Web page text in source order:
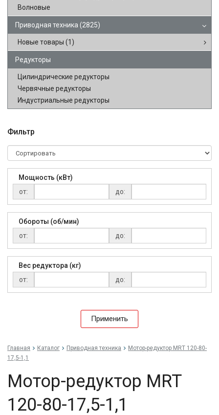
Волновые
Приводная техника (2825)
Новые товары (1)
Редукторы
Цилиндрические редукторы
Червячные редукторы
Индустриальные редукторы
Фильтр
Мощность (кВт)
от:
до:
Обороты (об/мин)
от:
до:
Вес редуктора (кг)
от:
до:
Применить
Главная Каталог Приводная техника
Мо­тор-ре­дук­тор MRT 120-80-
17,5-1,1
Мо­тор-ре­дук­тор MRT
120-80-17,5-1,1